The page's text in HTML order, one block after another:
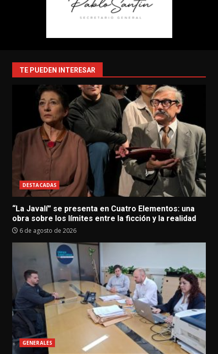
TE PUEDEN INTERESAR
DESTACADAS
“La Javalí” se presenta en Cuatro Elementos: una
obra sobre los límites entre la ficción y la realidad
6 de agosto de 2026
GENERALES